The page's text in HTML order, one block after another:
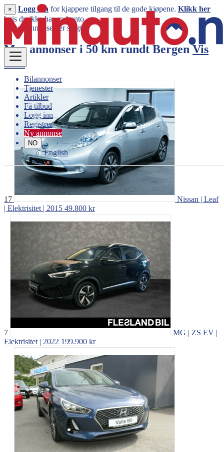
Bilannonser
Tjenester
Artikler
Få tilbud
Logg inn
Registrer
Ny annonse
NO
English
× Logg inn for kjappere tilgang til de gode kjøpene. Klikk her
hvis du ikke har en konto.
Denne annonsen er solgt
Mer annonser i 50 km rundtBergen Vis
mer
17
Nissan | Leaf
| Elektrisitet | 2015 49.800 kr
7
MG | ZS EV |
Elektrisitet | 2022 199.900 kr